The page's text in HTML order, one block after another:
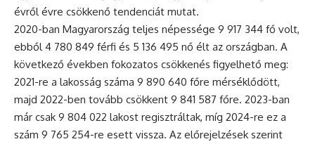
évről évre csökkenő tendenciát mutat.
2020-ban Magyarország teljes népessége 9 917 344 fő volt,
ebből 4 780 849 férfi és 5 136 495 nő élt az országban. A
következő években fokozatos csökkenés figyelhető meg:
2021-re a lakosság száma 9 890 640 főre mérséklődött,
majd 2022-ben tovább csökkent 9 841 587 főre. 2023-ban
már csak 9 804 022 lakost regisztráltak, míg 2024-re ez a
szám 9 765 254-re esett vissza. Az előrejelzések szerint